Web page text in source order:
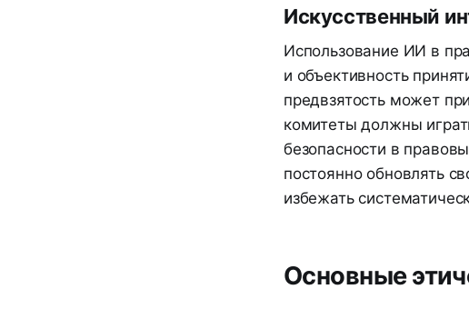
Искусственный
Использование ИИ в
и объективность
предвзятость может
комитеты должны
безопасности в
постоянно обновлять
избежать
Основные